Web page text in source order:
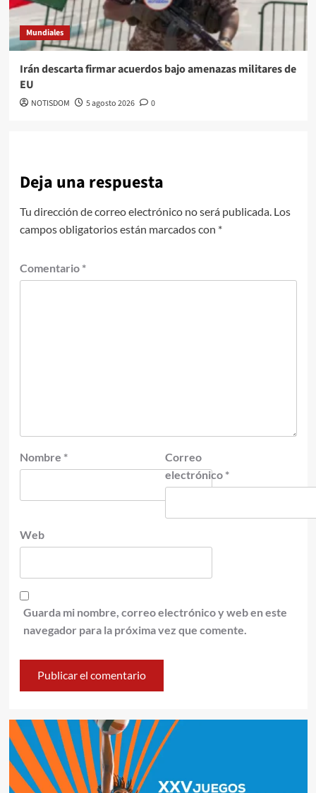
Mundiales
Irán descarta firmar acuerdos bajo amenazas militares de
EU
NOTISDOM 5 agosto 2026 0
Deja una respuesta
Tu dirección de correo electrónico no será publicada. Los
campos obligatorios están marcados con *
Comentario *
Nombre *
Correo
electrónico *
Web
Guarda mi nombre, correo electrónico y web en este
navegador para la próxima vez que comente.